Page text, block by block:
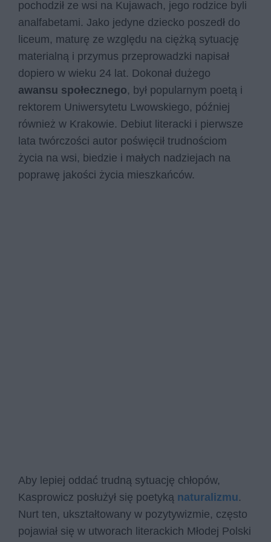
pochodził ze wsi na Kujawach, jego rodzice byli
analfabetami. Jako jedyne dziecko poszedł do
liceum, maturę ze względu na ciężką sytuację
materialną i przymus przeprowadzki napisał
dopiero w wieku 24 lat. Dokonał dużego
awansu społecznego, był popularnym poetą i
rektorem Uniwersytetu Lwowskiego, później
również w Krakowie. Debiut literacki i pierwsze
lata twórczości autor poświęcił trudnościom
życia na wsi, biedzie i małych nadziejach na
poprawę jakości życia mieszkańców.
Aby lepiej oddać trudną sytuację chłopów,
Kasprowicz posłużył się poetyką naturalizmu.
Nurt ten, ukształtowany w pozytywizmie, często
pojawiał się w utworach literackich Młodej Polski